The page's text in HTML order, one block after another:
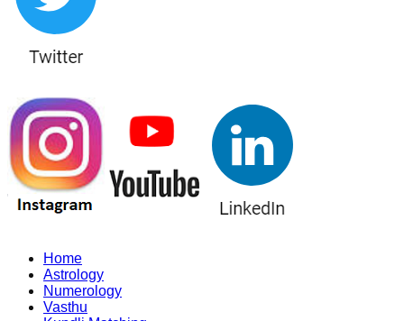
Home
Astrology
Numerology
Vasthu